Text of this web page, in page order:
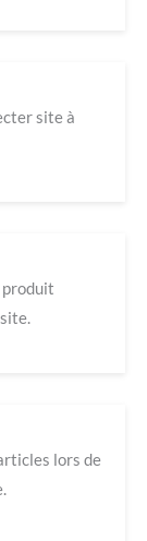
site à
produit
lors de